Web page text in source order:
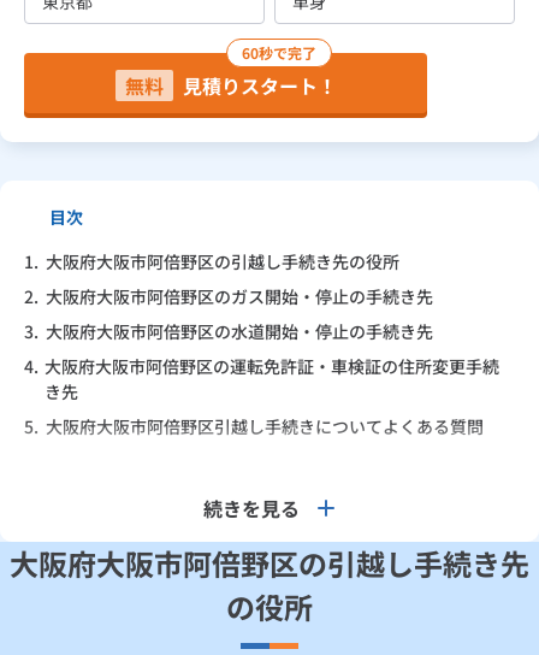
60秒で完了
無料 見積りスタート！
目次
1. 大阪府大阪市阿倍野区の引越し手続き先の役所
2. 大阪府大阪市阿倍野区のガス開始・停止の手続き先
3. 大阪府大阪市阿倍野区の水道開始・停止の手続き先
4. 大阪府大阪市阿倍野区の運転免許証・車検証の住所変更手続
き先
5. 大阪府大阪市阿倍野区引越し手続きについてよくある質問
続きを見る
大阪府大阪市阿倍野区の引越し手続き先
の役所